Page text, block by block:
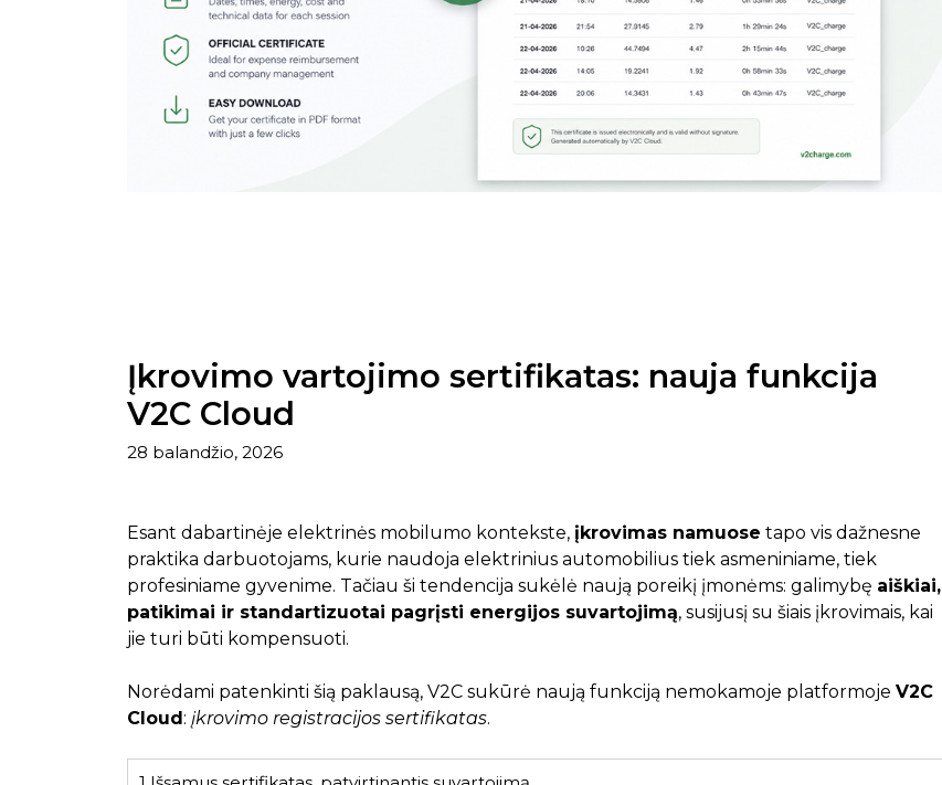
Įkrovimo vartojimo sertifikatas: nauja funkcija
V2C Cloud
28 balandžio, 2026
Esant dabartinėje elektrinės mobilumo kontekste, įkrovimas namuose tapo vis dažnesne
praktika darbuotojams, kurie naudoja elektrinius automobilius tiek asmeniniame, tiek
profesiniame gyvenime. Tačiau ši tendencija sukėlė naują poreikį įmonėms: galimybę aiškiai,
patikimai ir standartizuotai pagrįsti energijos suvartojimą, susijusį su šiais įkrovimais, kai
jie turi būti kompensuoti.
Norėdami patenkinti šią paklausą, V2C sukūrė naują funkciją nemokamoje platformoje V2C
Cloud : įkrovimo registracijos sertifikatas.